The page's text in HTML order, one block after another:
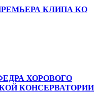
КЛИПА КО
ХОРОВОГО
КОНСЕРВАТОРИИ